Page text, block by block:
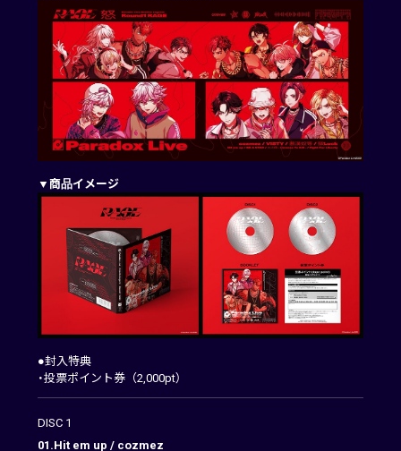
▼商品イメージ
●封入特典
・投票ポイント券（2,000pt）
DISC 1
01.Hit em up / cozmez